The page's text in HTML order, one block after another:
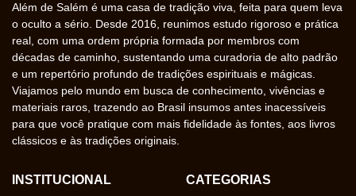
Além de Salém é uma casa de tradição viva, feita para quem leva
o oculto a sério. Desde 2016, reunimos estudo rigoroso e prática
real, com uma ordem própria formada por membros com
décadas de caminho, sustentando uma curadoria de alto padrão
e um repertório profundo de tradições espirituais e mágicas.
Viajamos pelo mundo em busca de conhecimento, vivências e
materiais raros, trazendo ao Brasil insumos antes inacessíveis
para que você pratique com mais fidelidade às fontes, aos livros
clássicos e às tradições originais.
INSTITUCIONAL
CATEGORIAS